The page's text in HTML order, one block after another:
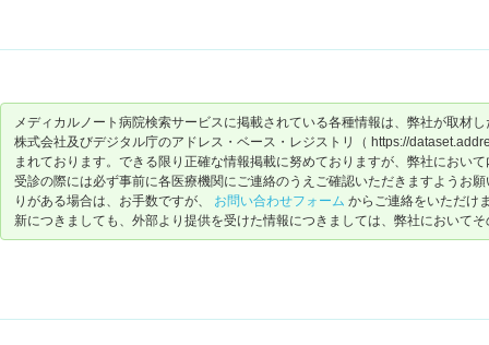
メディカルノート病院検索サービスに掲載されている各種情報は、弊社が取材
株式会社及びデジタル庁のアドレス・ベース・レジストリ（ https://
まれております。できる限り正確な情報掲載に努めておりますが、弊社におい
受診の際には必ず事前に各医療機関にご連絡のうえご確認いただきますようお
りがある場合は、お手数ですが、 お問い合わせフォーム からご連絡をいただけ
新につきましても、外部より提供を受けた情報につきましては、弊社において